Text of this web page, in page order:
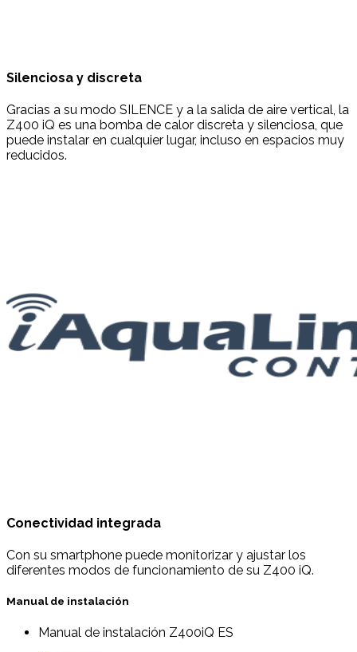
Silenciosa y discreta
Gracias a su modo SILENCE y a la salida de aire vertical, la
Z400 iQ es una bomba de calor discreta y silenciosa, que
puede instalar en cualquier lugar, incluso en espacios muy
reducidos.
Conectividad integrada
Con su smartphone puede monitorizar y ajustar los
diferentes modos de funcionamiento de su Z400 iQ.
Manual de instalación
Manual de instalación Z400iQ ES